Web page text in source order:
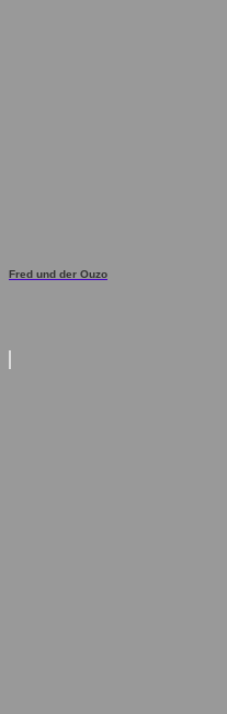
Fred und der Ouzo